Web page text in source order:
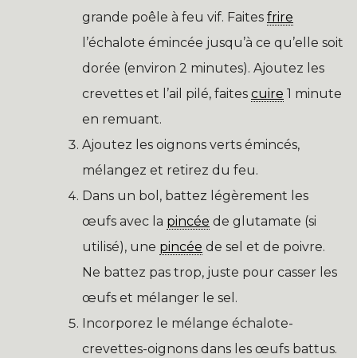
grande poêle à feu vif. Faites frire
l’échalote émincée jusqu’à ce qu’elle soit
dorée (environ 2 minutes). Ajoutez les
crevettes et l’ail pilé, faites cuire 1 minute
en remuant.
Ajoutez les oignons verts émincés,
mélangez et retirez du feu.
Dans un bol, battez légèrement les
œufs avec la pincée de glutamate (si
utilisé), une pincée de sel et de poivre.
Ne battez pas trop, juste pour casser les
œufs et mélanger le sel.
Incorporez le mélange échalote-
crevettes-oignons dans les œufs battus.